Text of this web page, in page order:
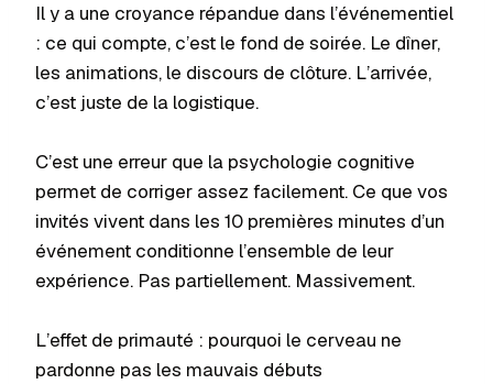
Il y a une croyance répandue dans l’événementiel
: ce qui compte, c’est le fond de soirée. Le dîner,
les animations, le discours de clôture. L’arrivée,
c’est juste de la logistique.
C’est une erreur que la psychologie cognitive
permet de corriger assez facilement. Ce que vos
invités vivent dans les 10 premières minutes d’un
événement conditionne l’ensemble de leur
expérience. Pas partiellement. Massivement.
L’effet de primauté : pourquoi le cerveau ne
pardonne pas les mauvais débuts